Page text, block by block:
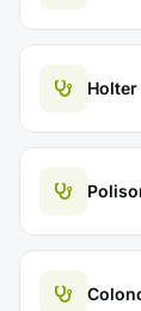
Holter